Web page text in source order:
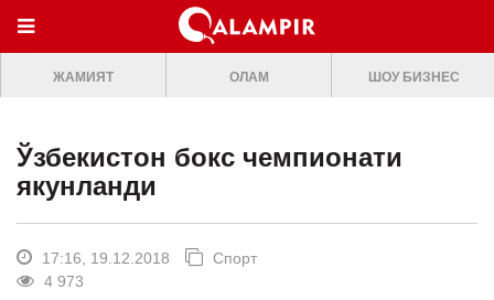
МЕНЮ
ONLINE TV
ЖАМИЯТ
ШОУ-БИЗНЕС
ЖАМИЯТ ОЛАМ ШОУ БИЗНЕС
Ўзбекистон бокс чемпионати
якунланди
17:16, 19.12.2018
Спорт
4 973